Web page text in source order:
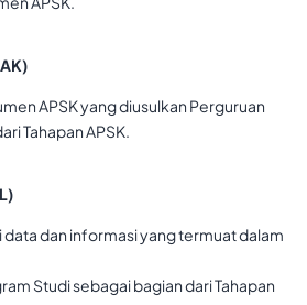
APSK yang diusulkan Perguruan
Tahapan APSK.
data dan informasi yang termuat dalam
Studi sebagai bagian dari Tahapan